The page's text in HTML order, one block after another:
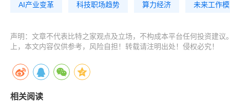
AI产业变革 科技职场趋势 算力经济 未来工作
声明：文章不代表比特之家观点及立场，不构成本平台任何投资建议
上，本文内容仅供参考，风险自担！转载请注明出处！侵权必究！
相关阅读